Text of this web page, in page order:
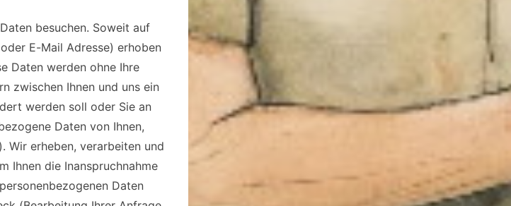
besuchen. Soweit auf
E-Mail Adresse) erhoben
Daten werden ohne Ihre
zwischen Ihnen und uns ein
werden soll oder Sie an
Daten von Ihnen,
Wir erheben, verarbeiten und
Ihnen die Inanspruchnahme
Daten